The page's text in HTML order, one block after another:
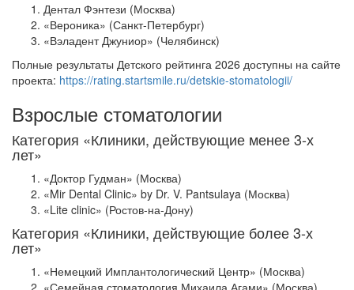
Дентал Фэнтези (Москва)
«Вероника» (Санкт-Петербург)
«Вэладент Джуниор» (Челябинск)
Полные результаты Детского рейтинга 2026 доступны на сайте
проекта: https://rating.startsmile.ru/detskie-stomatologii/
Взрослые стоматологии
Категория «Клиники, действующие менее 3-х
лет»
«Доктор Гудман» (Москва)
«Mir Dental Clinic» by Dr. V. Pantsulaya (Москва)
«Lite clinic» (Ростов-на-Дону)
Категория «Клиники, действующие более 3-х
лет»
«Немецкий Имплантологический Центр» (Москва)